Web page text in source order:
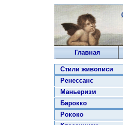
Главная
Стили живописи
Ренессанс
Маньеризм
Барокко
Рококо